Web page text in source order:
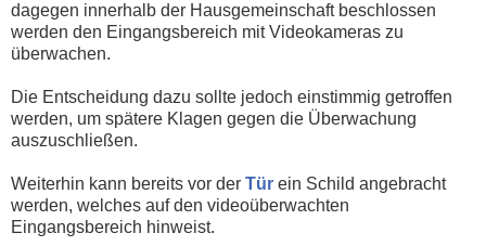
dagegen innerhalb der Hausgemeinschaft beschlossen
werden den Eingangsbereich mit Videokameras zu
überwachen.
Die Entscheidung dazu sollte jedoch einstimmig getroffen
werden, um spätere Klagen gegen die Überwachung
auszuschließen.
Weiterhin kann bereits vor der Tür ein Schild angebracht
werden, welches auf den videoüberwachten
Eingangsbereich hinweist.